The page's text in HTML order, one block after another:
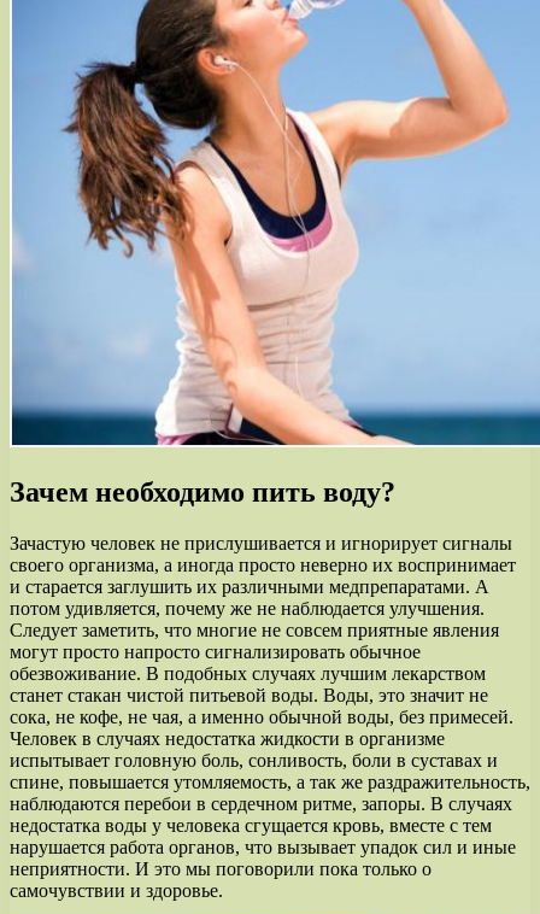
Зачем необходимо пить воду?
Зачастую человек не прислушивается и игнорирует сигналы
своего организма, а иногда просто неверно их воспринимает
и старается заглушить их различными медпрепаратами. А
потом удивляется, почему же не наблюдается улучшения.
Следует заметить, что многие не совсем приятные явления
могут просто напросто сигнализировать обычное
обезвоживание. В подобных случаях лучшим лекарством
станет стакан чистой питьевой воды. Воды, это значит не
сока, не кофе, не чая, а именно обычной воды, без примесей.
Человек в случаях недостатка жидкости в организме
испытывает головную боль, сонливость, боли в суставах и
спине, повышается утомляемость, а так же раздражительность,
наблюдаются перебои в сердечном ритме, запоры. В случаях
недостатка воды у человека сгущается кровь, вместе с тем
нарушается работа органов, что вызывает упадок сил и иные
неприятности. И это мы поговорили пока только о
самочувствии и здоровье.